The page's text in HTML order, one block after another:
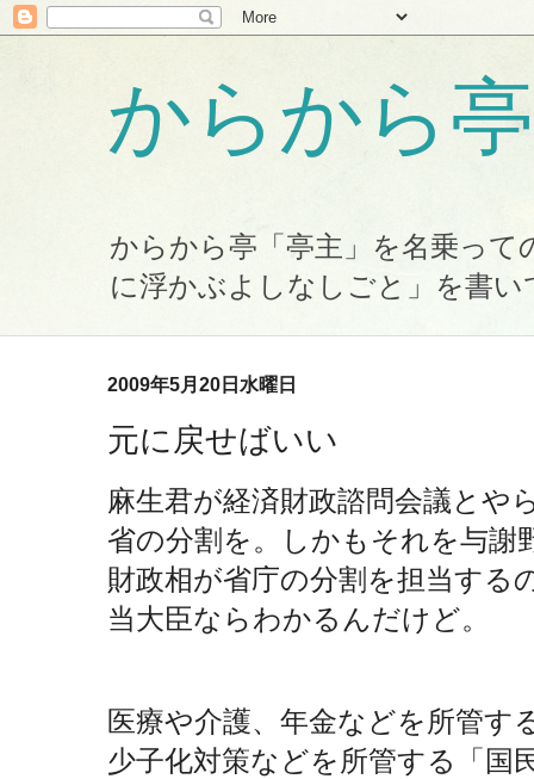
からから
からから亭「亭主」を名乗っ
に浮かぶよしなしごと」を書い
2009年5月20日水曜日
元に戻せばいい
麻生君が経済財政諮問会議とや
省の分割を。しかもそれを与謝
財政相が省庁の分割を担当する
当大臣ならわかるんだけど。
医療や介護、年金などを所管す
少子化対策などを所管する「国